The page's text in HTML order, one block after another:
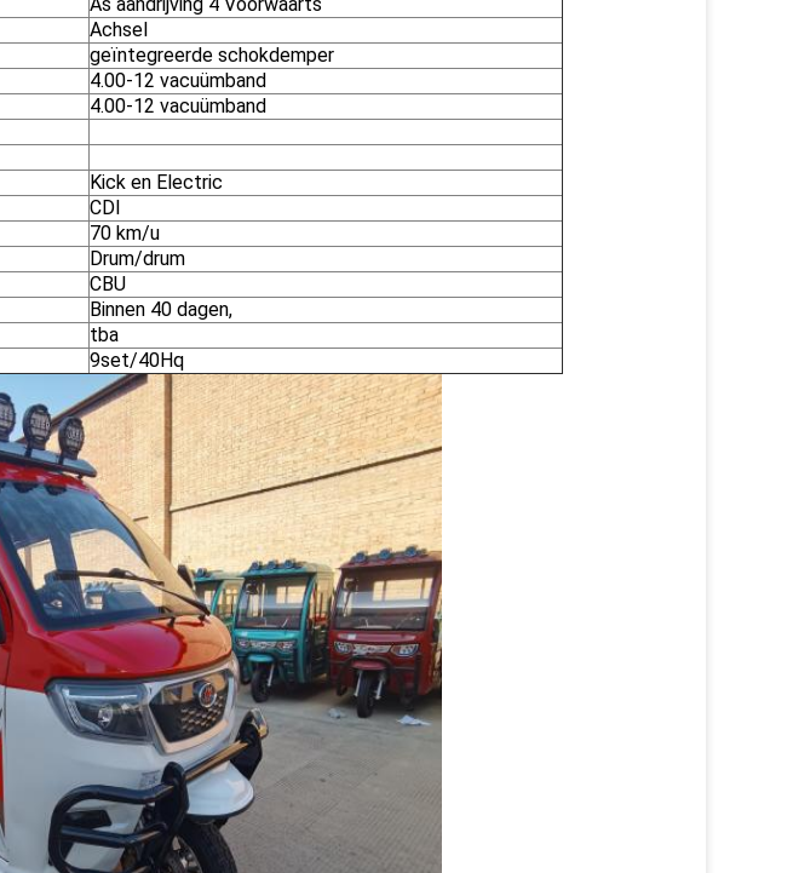
Achsel
geïntegreerde schokdemper
4.00-12 vacuümband
4.00-12 vacuümband
Kick en Electric
CDI
70 km/u
Drum/drum
CBU
Binnen 40 dagen,
tba
9set/40Hq